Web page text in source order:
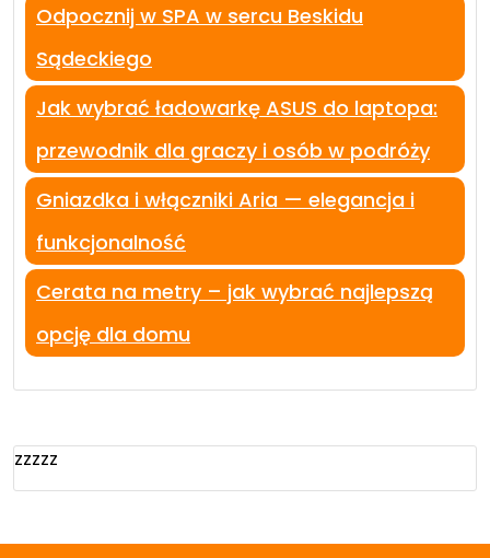
Odpocznij w SPA w sercu Beskidu
Sądeckiego
Jak wybrać ładowarkę ASUS do laptopa:
przewodnik dla graczy i osób w podróży
Gniazdka i włączniki Aria — elegancja i
funkcjonalność
Cerata na metry – jak wybrać najlepszą
opcję dla domu
zzzzz